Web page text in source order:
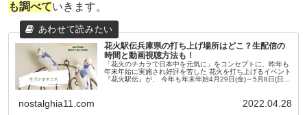
も調べていきます。
花火駅伝兵庫県の打ち上げ場所はどこ？生配信の
時間と動画視聴方法も！
「花火のチカラで日本中を元気に」をコンセプトに、昨年も
年末年始に実施され好評を苦した 花火を打ち上げるイベント
『花火駅伝』が、 今年も年末年始4月29日(金)～5月8日(日)
nostalghia11.com 2022.04.28